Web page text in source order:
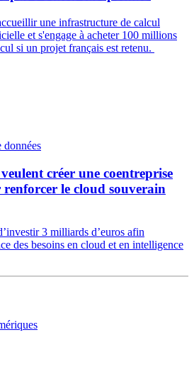
une infrastructure de calcul
et s'engage à acheter 100 millions
si un projet français est retenu.
données
créer une coentreprise
le cloud souverain
3 milliards d’euros afin
des besoins en cloud et en intelligence